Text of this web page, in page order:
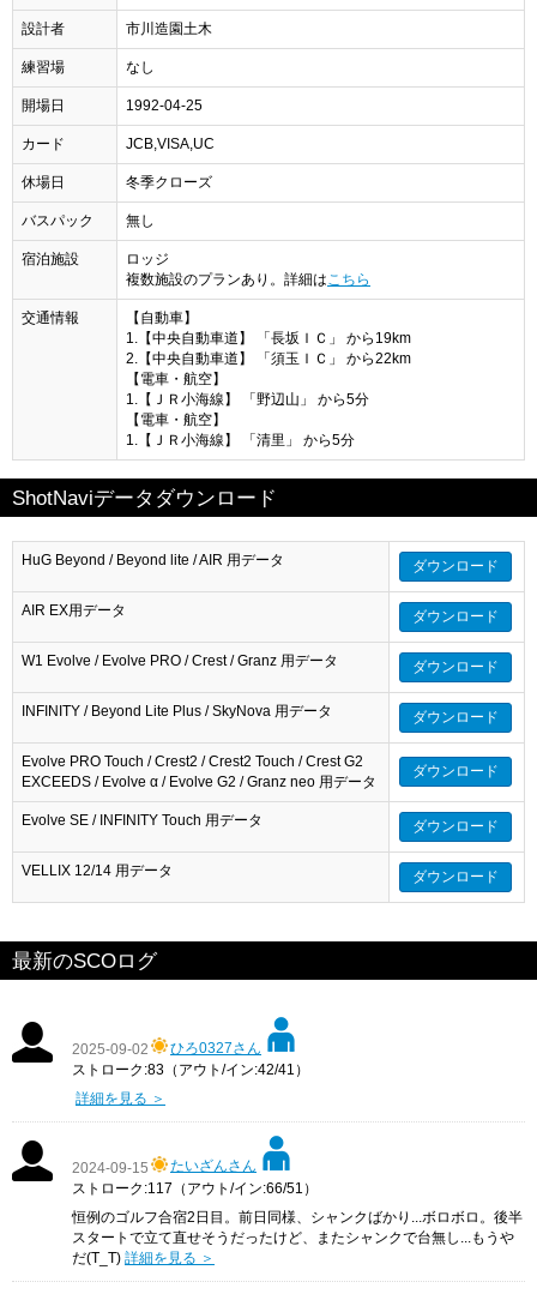
設計者 市川造園土木
練習場 なし
開場日 1992-04-25
カード JCB,VISA,UC
休場日 冬季クローズ
バスパック 無し
宿泊施設
ロッジ
複数施設のプランあり。詳細は こちら
交通情報
【自動車】
1.【中央自動車道】 「長坂ＩＣ」 から19km
2.【中央自動車道】 「須玉ＩＣ」 から22km
【電車・航空】
1.【ＪＲ小海線】 「野辺山」 から5分
【電車・航空】
1.【ＪＲ小海線】 「清里」 から5分
ShotNaviデータダウンロード
HuG Beyond / Beyond lite / AIR 用データ ダウンロード
AIR EX用データ ダウンロード
W1 Evolve / Evolve PRO / Crest / Granz 用データ ダウンロード
INFINITY / Beyond Lite Plus / SkyNova 用データ ダウンロード
Evolve PRO Touch / Crest2 / Crest2 Touch / Crest G2
EXCEEDS / Evolve α / Evolve G2 / Granz neo 用データ
ダウンロード
Evolve SE / INFINITY Touch 用データ ダウンロード
VELLIX 12/14 用データ ダウンロード
最新のSCOログ
2025-09-02
ひろ0327さん
ストローク:83（アウト/イン:42/41）
詳細を見る ＞
2024-09-15
たいざんさん
ストローク:117（アウト/イン:66/51）
恒例のゴルフ合宿2日目。前日同様、シャンクばかり...ボロボロ。後半
スタートで立て直せそうだったけど、またシャンクで台無し...もうや
だ(T_T) 詳細を見る ＞